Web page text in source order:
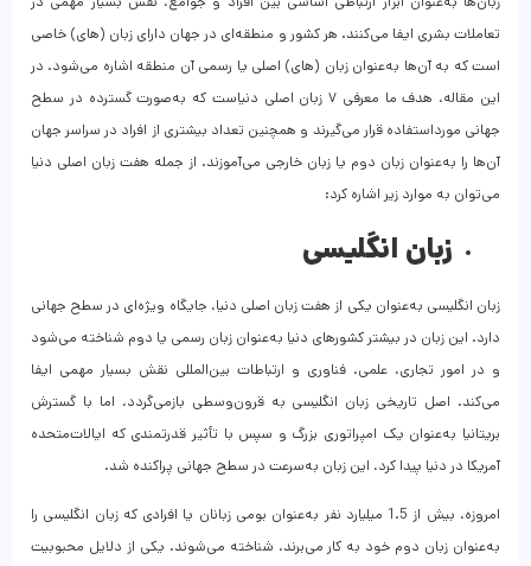
تعاملات بشری ایفا می‌کنند. هر کشور و منطقه‌ای در جهان دارای زبان (های) خاصی
است که به آن‌ها به‌عنوان زبان (های) اصلی یا رسمی آن منطقه اشاره می‌شود. در
این مقاله، هدف ما معرفی ۷ زبان اصلی دنیاست که به‌صورت گسترده در سطح
جهانی مورداستفاده قرار می‌گیرند و همچنین تعداد بیشتری از افراد در سراسر جهان
آن‌ها را به‌عنوان زبان دوم یا زبان خارجی می‌آموزند. از جمله هفت زبان اصلی دنیا
می‌توان به موارد زیر اشاره کرد:
زبان انگلیسی
زبان انگلیسی به‌عنوان یکی از هفت زبان اصلی دنیا، جایگاه ویژه‌ای در سطح جهانی
دارد. این زبان در بیشتر کشورهای دنیا به‌عنوان زبان رسمی یا دوم شناخته می‌شود
و در امور تجاری، علمی، فناوری و ارتباطات بین‌المللی نقش بسیار مهمی ایفا
می‌کند. اصل تاریخی زبان انگلیسی به قرون‌وسطی بازمی‌گردد، اما با گسترش
بریتانیا به‌عنوان یک امپراتوری بزرگ و سپس با تأثیر قدرتمندی که ایالات‌متحده
آمریکا در دنیا پیدا کرد، این زبان به‌سرعت در سطح جهانی پراکنده شد.
امروزه، بیش از 1.5 میلیارد نفر به‌عنوان بومی زبانان یا افرادی که زبان انگلیسی را
به‌عنوان زبان دوم خود به کار می‌برند، شناخته می‌شوند. یکی از دلایل محبوبیت